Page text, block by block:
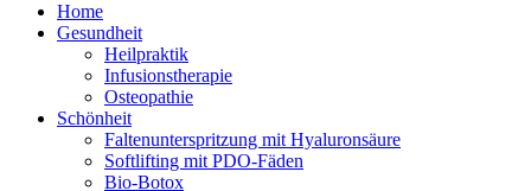
Home
Gesundheit
Heilpraktik
Infusionstherapie
Osteopathie
Schönheit
Faltenunterspritzung mit Hyaluronsäure
Softlifting mit PDO-Fäden
Bio-Botox